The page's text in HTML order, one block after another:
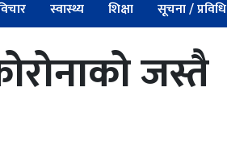
स्वास्थ्य शिक्षा सूचना / प्रविधि
जस्तै